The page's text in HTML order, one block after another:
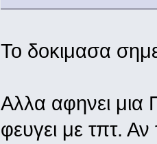
Το δοκιμασα
Αλλα αφηνει μια
φευγει με τπτ. Αν